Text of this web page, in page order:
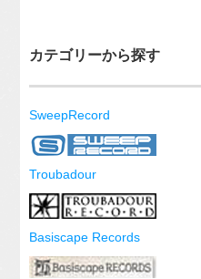
カテゴリーから探す
SweepRecord
Troubadour
Basiscape Records